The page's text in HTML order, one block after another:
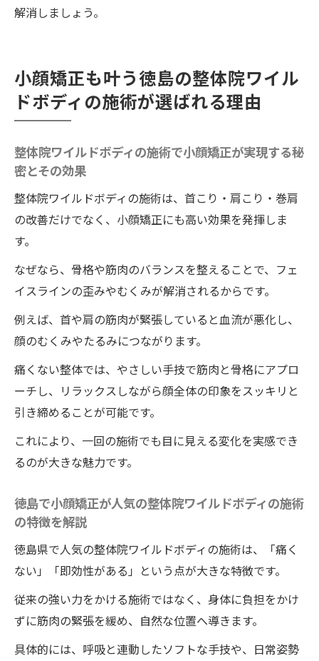
解消しましょう。
小顔矯正も叶う徳島の整体院ワイル
ドボディの施術が選ばれる理由
整体院ワイルドボディの施術で小顔矯正が実現する秘
密とその効果
整体院ワイルドボディの施術は、首こり・肩こり・巻肩
の改善だけでなく、小顔矯正にも高い効果を発揮しま
す。
なぜなら、骨格や筋肉のバランスを整えることで、フェ
イスラインの歪みやむくみが解消されるからです。
例えば、首や肩の筋肉が緊張していると血流が悪化し、
顔のむくみやたるみにつながります。
痛くない整体では、やさしい手技で筋肉と骨格にアプロ
ーチし、リラックスしながら顔全体の印象をスッキリと
引き締めることが可能です。
これにより、一回の施術でも目に見える変化を実感でき
るのが大きな魅力です。
徳島で小顔矯正が人気の整体院ワイルドボディの施術
の特徴を解説
徳島県で人気の整体院ワイルドボディの施術は、「痛く
ない」「即効性がある」という点が大きな特徴です。
従来の強い力をかける施術ではなく、身体に負担をかけ
ずに筋肉の緊張を緩め、自然な位置へ導きます。
具体的には、呼吸と連動したソフトな手技や、日常姿勢